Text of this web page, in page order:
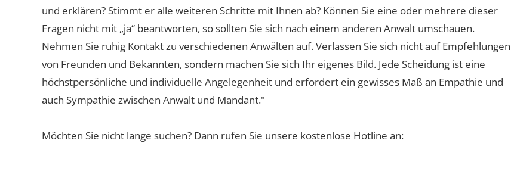
und erklären? Stimmt er alle weiteren Schritte mit Ihnen ab? Können Sie eine oder mehrere dieser
Fragen nicht mit „ja“ beantworten, so sollten Sie sich nach einem anderen Anwalt umschauen.
Nehmen Sie ruhig Kontakt zu verschiedenen Anwälten auf. Verlassen Sie sich nicht auf Empfehlungen
von Freunden und Bekannten, sondern machen Sie sich Ihr eigenes Bild. Jede Scheidung ist eine
höchstpersönliche und individuelle Angelegenheit und erfordert ein gewisses Maß an Empathie und
auch Sympathie zwischen Anwalt und Mandant."
Möchten Sie nicht lange suchen? Dann rufen Sie unsere kostenlose Hotline an: